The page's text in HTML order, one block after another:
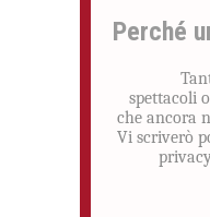
Perché
spettacoli
che ancora
Vi scriverò